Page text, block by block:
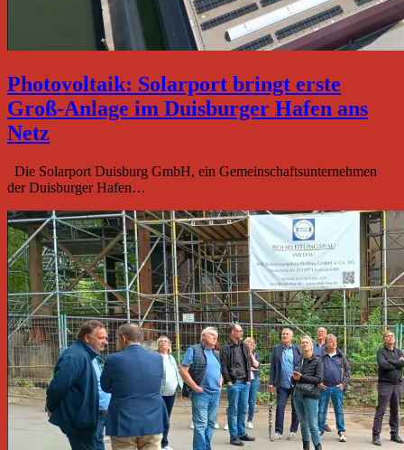
Photovoltaik: Solarport bringt erste
Groß-Anlage im Duisburger Hafen ans
Netz
Die Solarport Duisburg GmbH, ein Gemeinschaftsunternehmen
der Duisburger Hafen…